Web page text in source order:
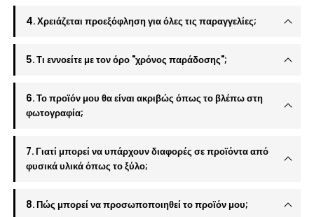
4. Χρειάζεται προεξόφληση για όλες τις παραγγελίες;
5. Τι εννοείτε με τον όρο "χρόνος παράδοσης";
6. Το προϊόν μου θα είναι ακριβώς όπως το βλέπω στη
φωτογραφία;
7. Γιατί μπορεί να υπάρχουν διαφορές σε προϊόντα από
φυσικά υλικά όπως το ξύλο;
8. Πώς μπορεί να προσωποποιηθεί το προϊόν μου;